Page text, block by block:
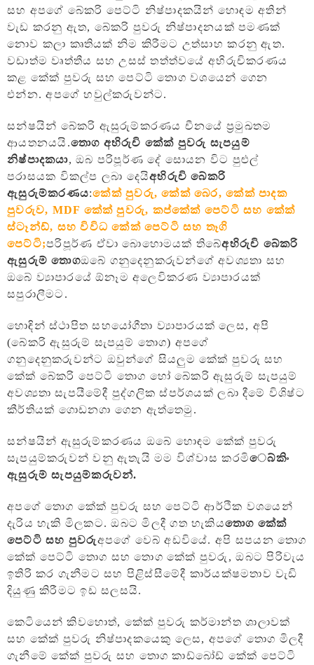
සහ අපගේ බේකරි පෙට්ටි නිෂ්පාදකයින් හොඳම අතින්
වැඩ කරනු ඇත, බේකරි පුවරු නිෂ්පාදනයක් පමණක්
නොව කලා කෘතියක් නිම කිරීමට උත්සාහ කරනු ඇත.
වඩාත්ම වෘත්තීය සහ උසස් තත්ත්වයේ අභිරුචිකරණය
කළ කේක් පුවරු සහ පෙට්ටි තොග වශයෙන් ගෙන
එන්න. අපගේ හවුල්කරුවන්ට.
සන්ෂයින් බේකරි ඇසුරුම්කරණය චීනයේ ප්‍රමුඛතම
ආයතනයයි.තොග අභිරුචි කේක් පුවරු සැපයුම්
නිෂ්පාදකයා, ඔබ පරිපූර්ණ දේ සොයන විට පුළුල්
පරාසයක විකල්ප ලබා දෙයිඅභිරුචි බේකරි
ඇසුරුම්කරණය:කේක් පුවරු, කේක් බෙර, කේක් පාදක
පුවරුව, MDF කේක් පුවරු, කප්කේක් පෙට්ටි සහ කේක්
ස්ටෑන්ඩ්, සහ විවිධ කේක් පෙට්ටි සහ තෑගි
පෙට්ටි;පරිපූර්ණ ඒවා බොහොමයක් තිබේඅභිරුචි බේකරි
ඇසුරුම් තොගඔබේ ගනුදෙනුකරුවන්ගේ අවශ්‍යතා සහ
ඔබේ ව්‍යාපාරයේ ඕනෑම අලෙවිකරණ ව්‍යාපාරයක්
සපුරාලීමට.
හොඳින් ස්ථාපිත සහයෝගීතා ව්‍යාපාරයක් ලෙස, අපි
(බේකරි ඇසුරුම් සැපයුම් තොග) අපගේ
ගනුදෙනුකරුවන්ට ඔවුන්ගේ සියලුම කේක් පුවරු සහ
කේක් බේකරි පෙට්ටි තොග හෝ බේකරි ඇසුරුම් සැපයුම්
අවශ්‍යතා සැපයීමේදී පුද්ගලික ස්පර්ශයක් ලබා දීමේ විශිෂ්ට
කීර්තියක් ගොඩනගා ගෙන ඇත්තෙමු.
සන්ෂයින් ඇසුරුම්කරණය ඔබේ හොඳම කේක් පුවරු
සැපයුම්කරුවන් වනු ඇතැයි මම විශ්වාස කරමිෙබ්කිං
ඇසුරුම් සැපයුම්කරුවන්.
අපගේ තොග කේක් පුවරු සහ පෙට්ටි ආර්ථික වශයෙන්
දැරිය හැකි මිලකට. ඔබට මිලදී ගත හැකියතොග කේක්
පෙට්ටි සහ පුවරුඅපගේ වෙබ් අඩවියේ. අපි සපයන තොග
කේක් පෙට්ටි තොග සහ තොග කේක් පුවරු, ඔබට පිරිවැය
ඉතිරි කර ගැනීමට සහ පිළිස්සීමේදී කාර්යක්ෂමතාව වැඩි
දියුණු කිරීමට ඉඩ සලසයි.
කෙටියෙන් කිවහොත්, කේක් පුවරු කර්මාන්ත ශාලාවක්
සහ කේක් පුවරු නිෂ්පාදකයෙකු ලෙස, අපගේ තොග මිලදී
ගැනීමේ කේක් පුවරු සහ තොග කාඩ්බෝඩ් කේක් පෙට්ටි